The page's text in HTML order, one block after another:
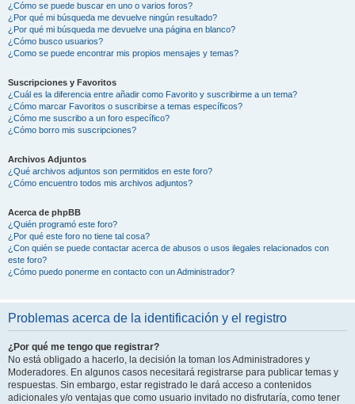
¿Cómo se puede buscar en uno o varios foros?
¿Por qué mi búsqueda me devuelve ningún resultado?
¿Por qué mi búsqueda me devuelve una página en blanco?
¿Cómo busco usuarios?
¿Como se puede encontrar mis propios mensajes y temas?
Suscripciones y Favoritos
¿Cuál es la diferencia entre añadir como Favorito y suscribirme a un tema?
¿Cómo marcar Favoritos o suscribirse a temas específicos?
¿Cómo me suscribo a un foro específico?
¿Cómo borro mis suscripciones?
Archivos Adjuntos
¿Qué archivos adjuntos son permitidos en este foro?
¿Cómo encuentro todos mis archivos adjuntos?
Acerca de phpBB
¿Quién programó este foro?
¿Por qué este foro no tiene tal cosa?
¿Con quién se puede contactar acerca de abusos o usos ilegales relacionados con
este foro?
¿Cómo puedo ponerme en contacto con un Administrador?
Problemas acerca de la identificación y el registro
¿Por qué me tengo que registrar?
No está obligado a hacerlo, la decisión la toman los Administradores y
Moderadores. En algunos casos necesitará registrarse para publicar temas y
respuestas. Sin embargo, estar registrado le dará acceso a contenidos
adicionales y/o ventajas que como usuario invitado no disfrutaría, como tener